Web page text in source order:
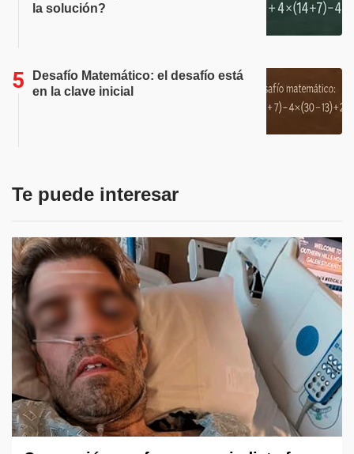
la solución?
Desafío Matemático: el desafío está
en la clave inicial
Te puede interesar